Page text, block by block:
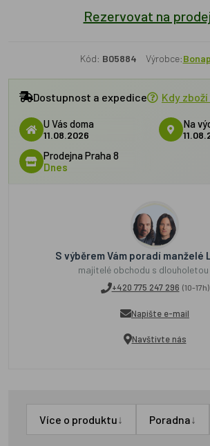
Rezervovat na
Kód: B05884 Výrobce:
Dostupnost a expedice Kdy
U Vás doma
11.08.2026
Na
Prodejna Praha 8
Dnes
S výběrem Vám poradí manželé
majitelé obchodu s
+420 775 247 296 (10-17h)
Napište e-mail
Navštivte nás
Více o produktu↓ Poradna↓